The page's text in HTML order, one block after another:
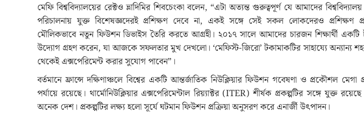
মেফি বিশ্ববিদ্যালয়ের রেক্টও ভ্লাদিমির শিবচেংকা বলেন, “এটা অত্যন্ত গুরুত্বপূর্ণ যে আমাদের
পরিচালনায় যুক্ত বিশেষজ্ঞদেরই প্রশিক্ষণ দেবে না, একই সঙ্গে সেই সকল লোকদেরও প্রশিক্ষণ
মৌলিকভাবে নতুন ফিউশন ডিভাইস তৈরি করতে আগ্রহী। ২০১৭ সালে আমাদের চারজন শিক্ষার্থী একটি
উদ্যোগ গ্রহণ করেন, যা আজকে সফলতার মুখ দেখলো। ‘মেফিস্ট-জিরো’ টকামাকটির সাহায্যে অন্যান্য
থেকেই এক্সপেরিমেন্ট করার সুযোগ পাবেন”।
বর্তমানে ফ্রান্সে দক্ষিণাঞ্চলে বিশ্বের একটি আন্তর্জাতিক নিউক্লিয়ার ফিউশন গবেষণা ও প্রকৌশল মেগা
পর্যায়ে রয়েছে। থার্মোনিউক্লিয়ার এক্সপেরিমেন্টাল রিয়্যাক্টর (ITER) শীর্ষক প্রকল্পটির সঙ্গে যুক্ত রয়েছে
অনেক দেশ। প্রকল্পটির লক্ষ্য হলো সূর্যে ঘটমান ফিউশন প্রক্রিয়া অনুসরণ করে এনার্জী উৎপাদন।